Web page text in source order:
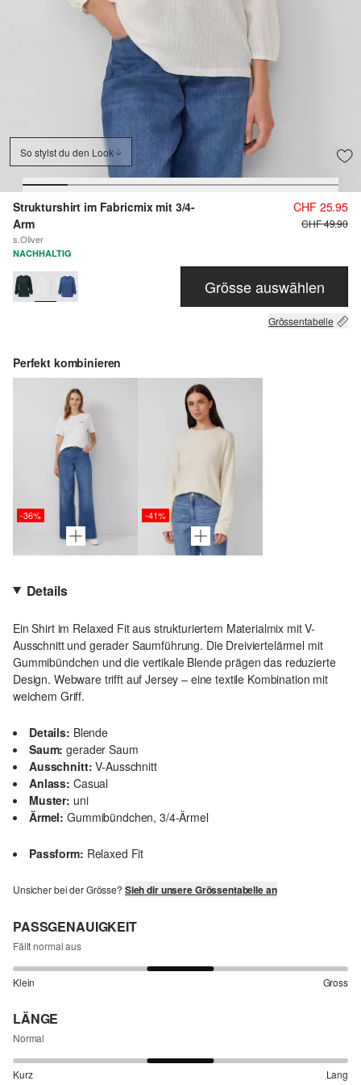
So stylst du den Look
Strukturshirt im Fabricmix mit 3/4-
Arm
s.Oliver
CHF 25.95
CHF 49.90
NACHHALTIG
Grösse auswählen
Grössentabelle
Perfekt kombinieren
-36% -41%
Details
Ein Shirt im Relaxed Fit aus strukturiertem Materialmix mit V-
Ausschnitt und gerader Saumführung. Die Dreiviertelärmel mit
Gummibündchen und die vertikale Blende prägen das reduzierte
Design. Webware trifft auf Jersey – eine textile Kombination mit
weichem Griff.
Details: Blende
Saum: gerader Saum
Ausschnitt: V-Ausschnitt
Anlass: Casual
Muster: uni
Ärmel: Gummibündchen, 3/4-Ärmel
Passform: Relaxed Fit
Unsicher bei der Grösse? Sieh dir unsere Grössentabelle an
PASSGENAUIGKEIT
Fällt normal aus
Klein Gross
LÄNGE
Normal
Kurz Lang